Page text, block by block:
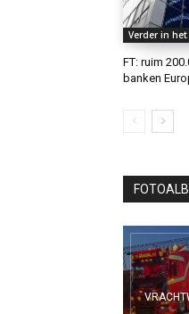
Verder in
FT: ruim
banken